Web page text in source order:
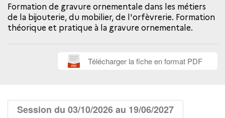
Formation de gravure ornementale dans les métiers
de la bijouterie, du mobilier, de l'orfèvrerie. Formation
théorique et pratique à la gravure ornementale.
Télécharger la fiche en format PDF
Session du 03/10/2026 au 19/06/2027